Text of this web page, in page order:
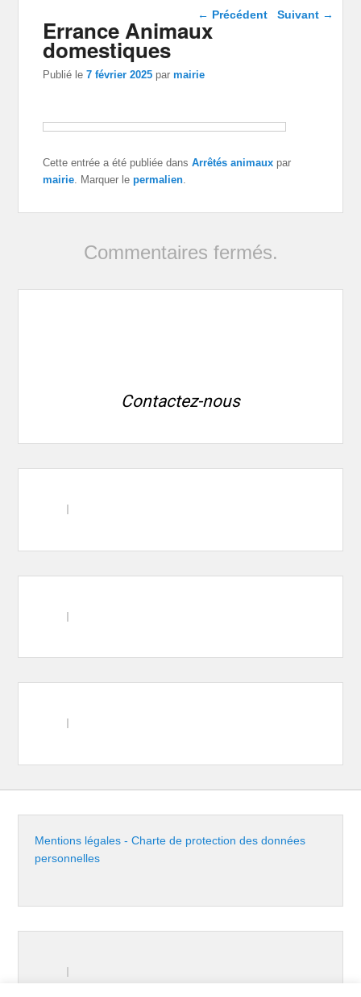
Navigation dans les
← Précédent Suivant →
Errance Animaux
domestiques
Publié le7 février 2025 parmairie
Cette entrée a été publiée dansArrêtés animaux par
mairie . Marquer lepermalien
Commentaires fermés.
Contactez-nous
Mentions légales - Charte de protection des données
personnelles